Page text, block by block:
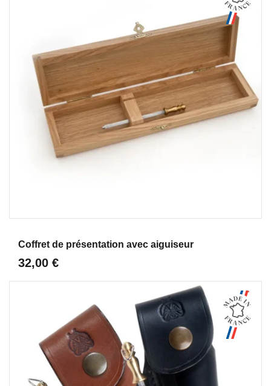
Coffret de présentation avec aiguiseur
32,00 €